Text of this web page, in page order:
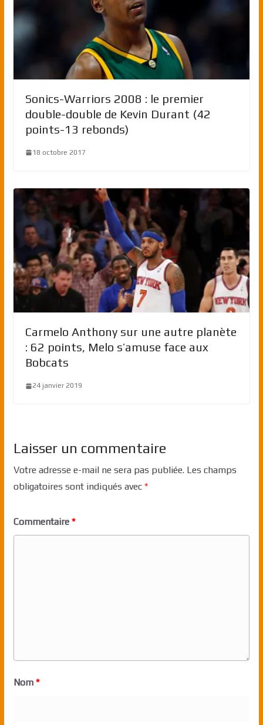
Sonics-Warriors 2008 : le premier
double-double de Kevin Durant (42
points-13 rebonds)
18 octobre 2017
Carmelo Anthony sur une autre planète
: 62 points, Melo s’amuse face aux
Bobcats
24 janvier 2019
Laisser un commentaire
Votre adresse e-mail ne sera pas publiée. Les champs
obligatoires sont indiqués avec *
Commentaire *
Nom *